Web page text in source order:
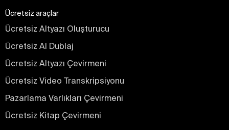
Ücretsiz araçlar
Ücretsiz Altyazı Oluşturucu
Ücretsiz AI Dublaj
Ücretsiz Altyazı Çevirmeni
Ücretsiz Video Transkripsiyonu
Pazarlama Varlıkları Çevirmeni
Ücretsiz Kitap Çevirmeni